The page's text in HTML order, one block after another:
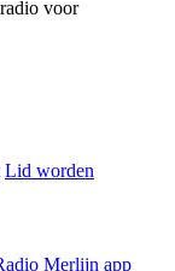
voor
Lid worden
Merlijn app